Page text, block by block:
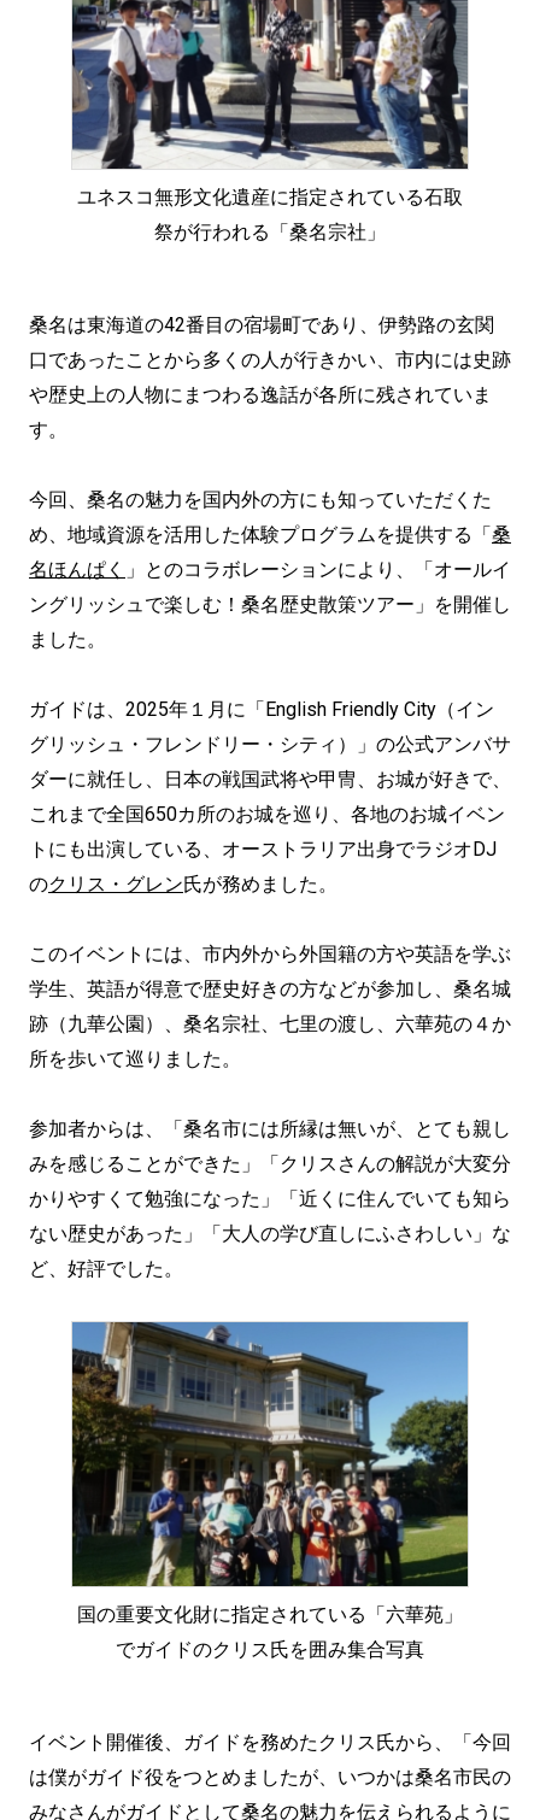
ユネスコ無形文化遺産に指定されている石取
祭が行われる「桑名宗社」
桑名は東海道の42番目の宿場町であり、伊勢路の玄関
口であったことから多くの人が行きかい、市内には史跡
や歴史上の人物にまつわる逸話が各所に残されていま
す。
今回、桑名の魅力を国内外の方にも知っていただくた
め、地域資源を活用した体験プログラムを提供する「桑
名ほんぱく 」とのコラボレーションにより、「オールイ
ングリッシュで楽しむ！桑名歴史散策ツアー」を開催し
ました。
ガイドは、2025年１月に「English Friendly City（イン
グリッシュ・フレンドリー・シティ）」の公式アンバサ
ダーに就任し、日本の戦国武将や甲冑、お城が好きで、
これまで全国650カ所のお城を巡り、各地のお城イベン
トにも出演している、オーストラリア出身でラジオDJ
のクリス・グレン氏が務めました。
このイベントには、市内外から外国籍の方や英語を学ぶ
学生、英語が得意で歴史好きの方などが参加し、桑名城
跡（九華公園）、桑名宗社、七里の渡し、六華苑の４か
所を歩いて巡りました。
参加者からは、「桑名市には所縁は無いが、とても親し
みを感じることができた」「クリスさんの解説が大変分
かりやすくて勉強になった」「近くに住んでいても知ら
ない歴史があった」「大人の学び直しにふさわしい」な
ど、好評でした。
国の重要文化財に指定されている「六華苑」
でガイドのクリス氏を囲み集合写真
イベント開催後、ガイドを務めたクリス氏から、「今回
は僕がガイド役をつとめましたが、いつかは桑名市民の
みなさんがガイドとして桑名の魅力を伝えられるように